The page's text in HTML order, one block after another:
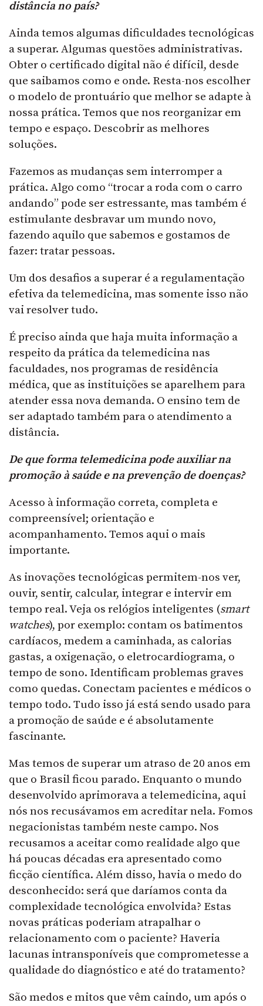
distância no país?
Ainda temos algumas dificuldades tecnológicas
a superar. Algumas questões administrativas.
Obter o certificado digital não é difícil, desde
que saibamos como e onde. Resta-nos escolher
o modelo de prontuário que melhor se adapte à
nossa prática. Temos que nos reorganizar em
tempo e espaço. Descobrir as melhores
soluções.
Fazemos as mudanças sem interromper a
prática. Algo como “trocar a roda com o carro
andando” pode ser estressante, mas também é
estimulante desbravar um mundo novo,
fazendo aquilo que sabemos e gostamos de
fazer: tratar pessoas.
Um dos desafios a superar é a regulamentação
efetiva da telemedicina, mas somente isso não
vai resolver tudo.
É preciso ainda que haja muita informação a
respeito da prática da telemedicina nas
faculdades, nos programas de residência
médica, que as instituições se aparelhem para
atender essa nova demanda. O ensino tem de
ser adaptado também para o atendimento a
distância.
De que forma telemedicina pode auxiliar na
promoção à saúde e na prevenção de doenças?
Acesso à informação correta, completa e
compreensível; orientação e
acompanhamento. Temos aqui o mais
importante.
As inovações tecnológicas permitem-nos ver,
ouvir, sentir, calcular, integrar e intervir em
tempo real. Veja os relógios inteligentes (smart
watches), por exemplo: contam os batimentos
cardíacos, medem a caminhada, as calorias
gastas, a oxigenação, o eletrocardiograma, o
tempo de sono. Identificam problemas graves
como quedas. Conectam pacientes e médicos o
tempo todo. Tudo isso já está sendo usado para
a promoção de saúde e é absolutamente
fascinante.
Mas temos de superar um atraso de 20 anos em
que o Brasil ficou parado. Enquanto o mundo
desenvolvido aprimorava a telemedicina, aqui
nós nos recusávamos em acreditar nela. Fomos
negacionistas também neste campo. Nos
recusamos a aceitar como realidade algo que
há poucas décadas era apresentado como
ficção científica. Além disso, havia o medo do
desconhecido: será que daríamos conta da
complexidade tecnológica envolvida? Estas
novas práticas poderiam atrapalhar o
relacionamento com o paciente? Haveria
lacunas intransponíveis que comprometesse a
qualidade do diagnóstico e até do tratamento?
São medos e mitos que vêm caindo, um após o